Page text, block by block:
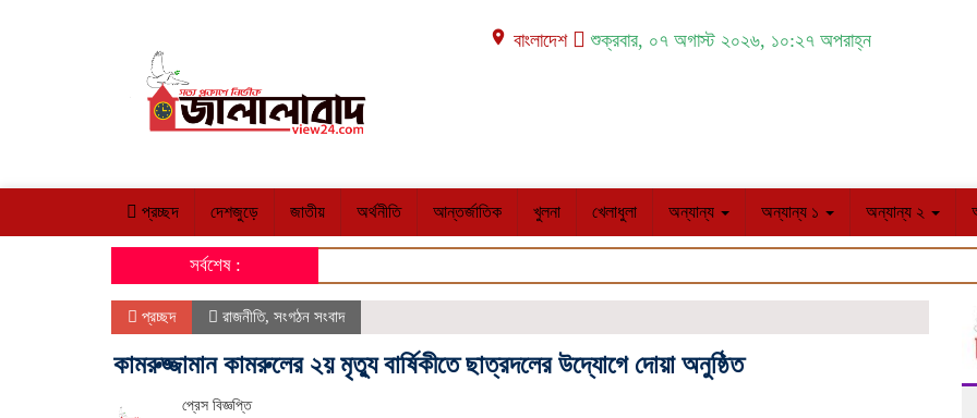
place বাংলাদেশ শুক্রবার, ০৭ অগাস্ট ২০২৬, ১০:২৭ অপরাহ্ন
প্রচ্ছদ দেশজুড়ে জাতীয় অর্থনীতি আন্তর্জাতিক খুলনা খেলাধুলা অন্যান্য অন্যান্য ১ অন্যান্য ২
সর্বশেষ :
প্রচ্ছদ রাজনীতি, সংগঠন সংবাদ
কামরুজ্জামান কামরুলের ২য় মৃত্যু বার্ষিকীতে ছাত্রদলের উদ্যোগে দোয়া অনুষ্ঠিত
প্রেস বিজ্ঞপ্তি